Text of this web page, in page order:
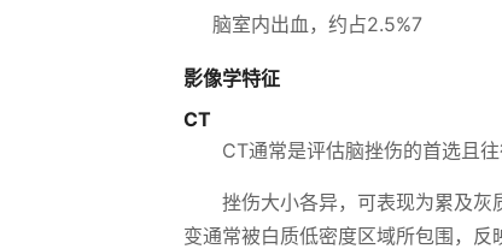
脑室内出血，约占2.5%7
影像学特征
CT
CT通常是评估脑挫伤的首选且
挫伤大小各异，可表现为累及
变通常被白质低密度区域所包围，反